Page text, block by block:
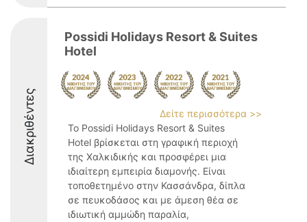
Διακριθέντες
Possidi Holidays Resort & Suites
Hotel
Δείτε περισσότερα >>
Το Possidi Holidays Resort & Suites
Hotel βρίσκεται στη γραφική περιοχή
της Χαλκιδικής και προσφέρει μια
ιδιαίτερη εμπειρία διαμονής. Είναι
τοποθετημένο στην Κασσάνδρα, δίπλα
σε πευκοδάσος και με άμεση θέα σε
ιδιωτική αμμώδη παραλία,